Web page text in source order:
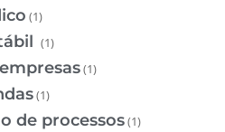
(1)
(1)
(1)
(1)
de processos(1)